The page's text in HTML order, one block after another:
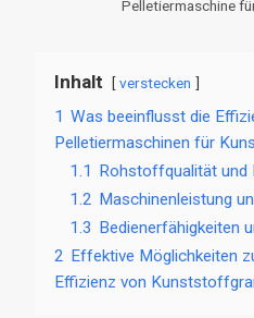
Pelletiermaschine
Inhalt verstecken
1 Was beeinflusst die
Pelletiermaschinen für
1.1 Rohstoffqualität und
1.2 Maschinenleistung
1.3 Bedienerfähigkeiten
2 Effektive Möglichkeiten
Effizienz von